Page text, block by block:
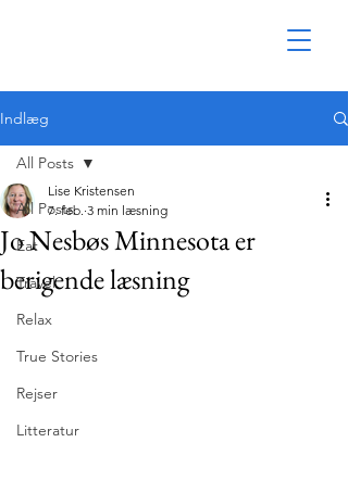
Indlæg
All Posts
Eat
Travel
Relax
True Stories
Rejser
Litteratur
All Posts
Jo Nesbøs Minnesota er
berigende læsning
Lise Kristensen
7. feb. 3 min læsning